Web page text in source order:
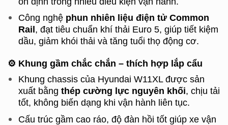
Công nghệ phun nhiên liệu điện tử Common
Rail , đạt tiêu chuẩn khí thải Euro 5, giúp tiết kiệm
dầu, giảm khói thải và tăng tuổi thọ động cơ.
⚙️ Khung gầm chắc chắn – thích hợp lắp cẩu
Khung chassis của Hyundai W11XL được sản
xuất bằng thép cường lực nguyên khối, chịu tải
tốt, không biến dạng khi vận hành liên tục.
Cấu trúc gầm cao ráo, độ đàn hồi tốt giúp xe vận